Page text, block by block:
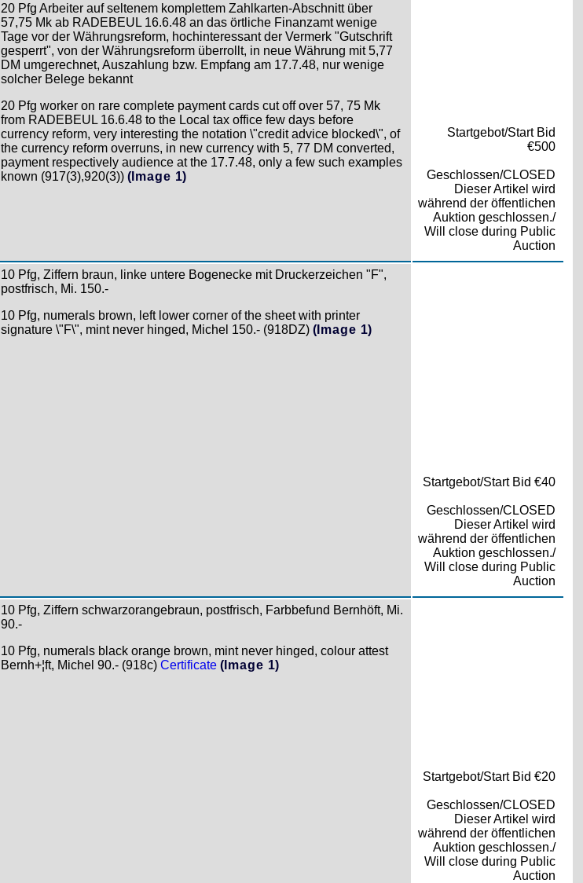
20 Pfg Arbeiter auf seltenem komplettem Zahlkarten-Abschnitt über
57,75 Mk ab RADEBEUL 16.6.48 an das örtliche Finanzamt wenige
Tage vor der Währungsreform, hochinteressant der Vermerk "Gutschrift
gesperrt", von der Währungsreform überrollt, in neue Währung mit 5,77
DM umgerechnet, Auszahlung bzw. Empfang am 17.7.48, nur wenige
solcher Belege bekannt
20 Pfg worker on rare complete payment cards cut off over 57, 75 Mk
from RADEBEUL 16.6.48 to the Local tax office few days before
currency reform, very interesting the notation \"credit advice blocked\", of
the currency reform overruns, in new currency with 5, 77 DM converted,
payment respectively audience at the 17.7.48, only a few such examples
known (917(3),920(3)) (Image 1)
Startgebot/Start Bid
€500
Geschlossen/CLOSED
Dieser Artikel wird
während der öffentlichen
Auktion geschlossen./
Will close during Public
Auction
10 Pfg, Ziffern braun, linke untere Bogenecke mit Druckerzeichen "F",
postfrisch, Mi. 150.-
10 Pfg, numerals brown, left lower corner of the sheet with printer
signature \"F\", mint never hinged, Michel 150.- (918DZ) (Image 1)
Startgebot/Start Bid €40
Geschlossen/CLOSED
Dieser Artikel wird
während der öffentlichen
Auktion geschlossen./
Will close during Public
Auction
10 Pfg, Ziffern schwarzorangebraun, postfrisch, Farbbefund Bernhöft, Mi.
90.-
10 Pfg, numerals black orange brown, mint never hinged, colour attest
Bernh+¦ft, Michel 90.- (918c) Certificate (Image 1)
Startgebot/Start Bid €20
Geschlossen/CLOSED
Dieser Artikel wird
während der öffentlichen
Auktion geschlossen./
Will close during Public
Auction